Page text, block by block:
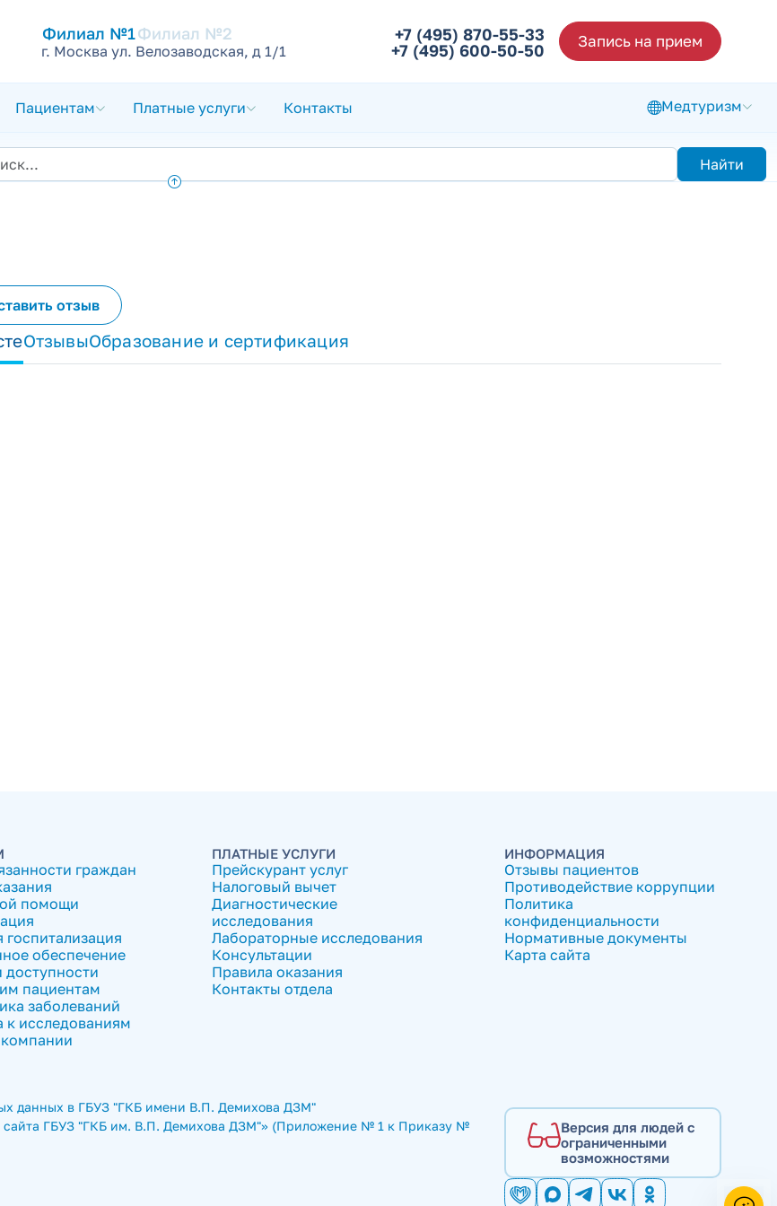
Филиал №1Филиал №2
г. Москва ул. Велозаводская, д 1/1
+7 (495) 870-55-33
+7 (495) 600-50-50
Запись на прием
Пациентам Платные услуги Контакты Медтуризм
Найти
отзыв
ОтзывыОбразование и сертификация
граждан
помощи
госпитализация
обеспечение
доступности
пациентам
заболеваний
к исследованиям
ПЛАТНЫЕ УСЛУГИ
Прейскурант услуг
Налоговый вычет
Диагностические
исследования
Лабораторные исследования
Консультации
Правила оказания
Контакты отдела
ИНФОРМАЦИЯ
Отзывы пациентов
Противодействие коррупции
Политика
конфиденциальности
Нормативные документы
Карта сайта
данных в ГБУЗ "ГКБ имени В.П. Демихова ДЗМ"
сайта ГБУЗ "ГКБ им. В.П. Демихова ДЗМ"» (Приложение № 1 к Приказу №
Версия для людей с
ограниченными
возможностями